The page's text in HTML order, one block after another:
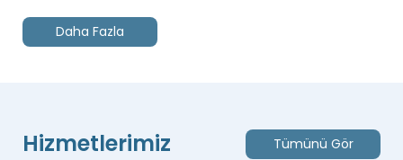
Daha Fazla
Hizmetlerimiz Tümünü Gör